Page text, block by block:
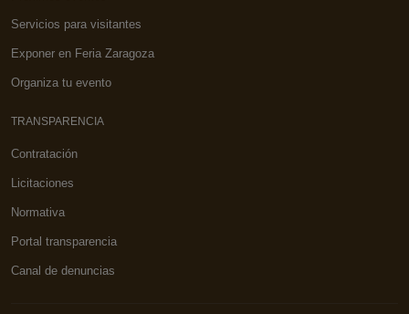
Servicios para visitantes
Exponer en Feria Zaragoza
Organiza tu evento
TRANSPARENCIA
Contratación
Licitaciones
Normativa
Portal transparencia
Canal de denuncias